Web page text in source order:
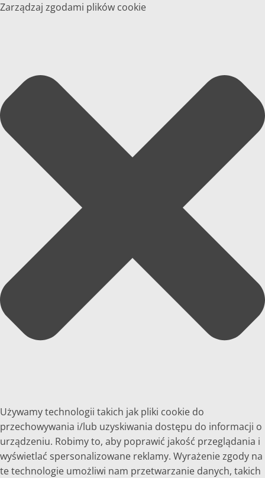
Zarządzaj zgodami plików cookie
Używamy technologii takich jak pliki cookie do
przechowywania i/lub uzyskiwania dostępu do informacji o
urządzeniu. Robimy to, aby poprawić jakość przeglądania i
wyświetlać spersonalizowane reklamy. Wyrażenie zgody na
te technologie umożliwi nam przetwarzanie danych, takich